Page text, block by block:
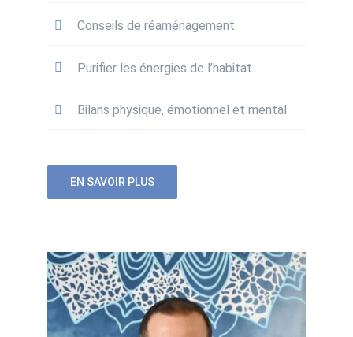
Conseils de réaménagement
Purifier les énergies de l’habitat
Bilans physique, émotionnel et mental
EN SAVOIR PLUS